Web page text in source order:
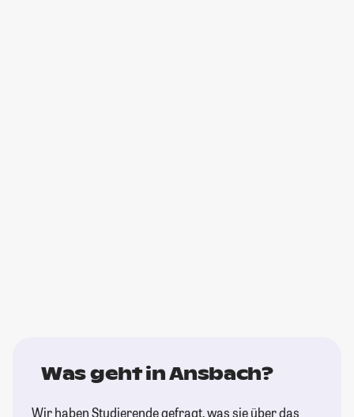
Was geht in Ansbach?
Wir haben Studierende gefragt, was sie über das